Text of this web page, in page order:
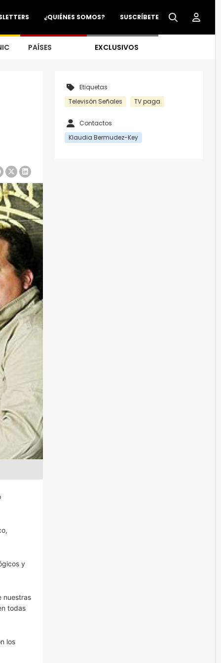
SUSCRÍBETE
¿QUIÉNES SOMOS?
PAÍSES EXCLUSIVOS
y
nuestras
todas
los
Etiquetas
Televisón Señales
TV paga
Contactos
Klaudia Bermudez-Key